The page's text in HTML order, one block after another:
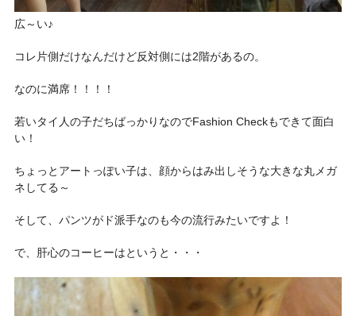
広～い♪
コレ片側だけなんだけど反対側には2階があるの。
なのに満席！！！！
若いタイ人の子だちばっかりなのでFashion Checkもできて面白
い！
ちょっとアートっぽい子は、顔からはみ出しそうな大きな丸メガ
ネ してる～
そして、 パンツがド派手なのも今の流行みたいですよ！
で、肝心のコーヒーはというと・・・